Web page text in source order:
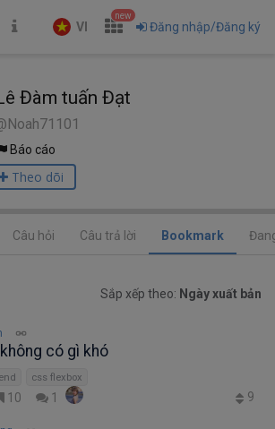
VI
new
Đăng nhập/Đăng ký
Đàm tuấn Đạt
Báo cáo
Theo dõi
Câu hỏi Câu trả lời Bookmark
Sắp xếp theo: Ngày xuất bản
có gì khó
css flexbox
10 1 9